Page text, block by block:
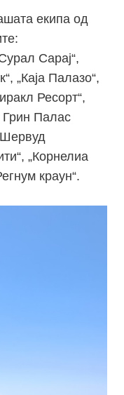
екипа од
Сарај“,
„Каја Палазо“,
Ресорт“,
Грин Палас
„Корнелиа
краун“.